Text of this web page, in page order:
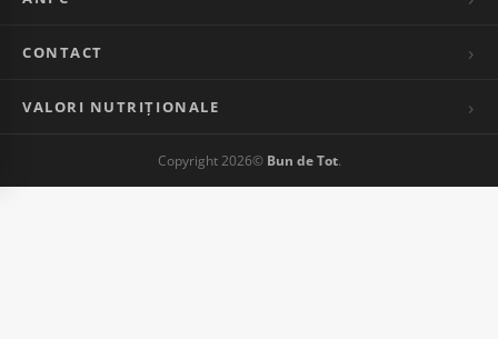
CONTACT
VALORI NUTRIȚIONALE
Copyright 2026© Bun de Tot.